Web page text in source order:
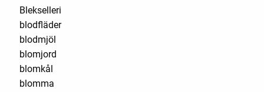
Blekselleri
blodfläder
blodmjöl
blomjord
blomkål
blomma